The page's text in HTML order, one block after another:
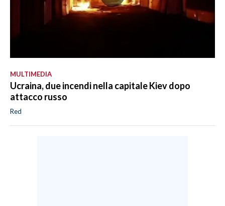
MULTIMEDIA
Ucraina, due incendi nella capitale Kiev dopo
attacco russo
Red